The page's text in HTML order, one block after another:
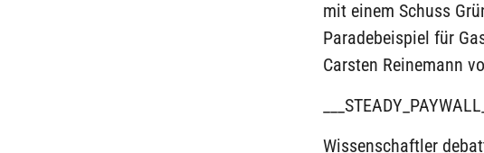
mit einem Schuss
Paradebeispiel für
Carsten Reinemann
Wissenschaftler